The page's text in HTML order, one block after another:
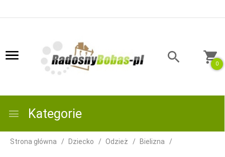
0
Kategorie
Strona główna Dziecko Odzież Bielizna